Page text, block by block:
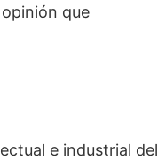
que
e industrial del